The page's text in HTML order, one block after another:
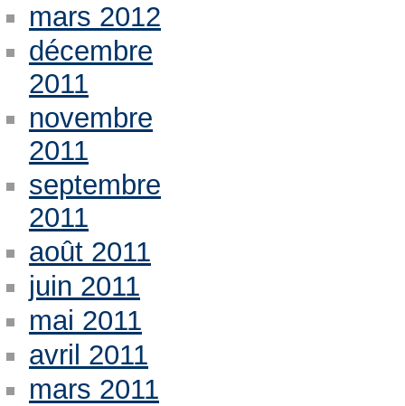
mars 2012
décembre
2011
novembre
2011
septembre
2011
août 2011
juin 2011
mai 2011
avril 2011
mars 2011